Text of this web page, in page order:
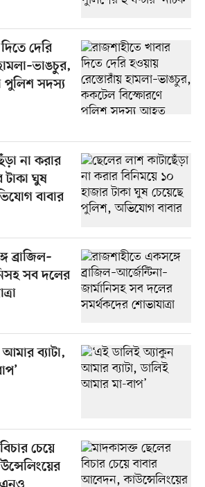
দেরি
পুলিশ সদস্য
না করার
টাকা ঘুষ
বাবার
ব্রাজিল–
সব দলের
ব্যাটা,
চেয়ে